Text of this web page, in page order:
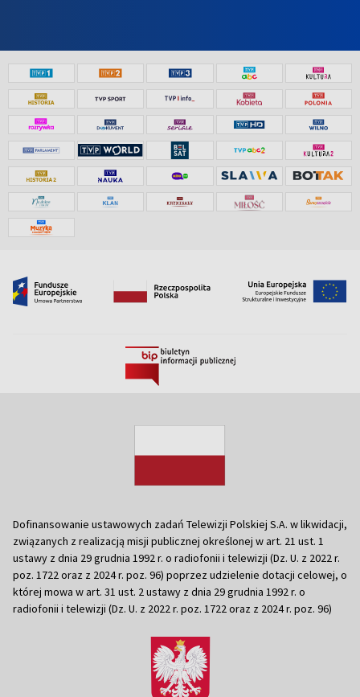
Dofinansowanie ustawowych zadań Telewizji Polskiej S.A. w likwidacji,
związanych z realizacją misji publicznej określonej w art. 21 ust. 1
ustawy z dnia 29 grudnia 1992 r. o radiofonii i telewizji (Dz. U. z 2022 r.
poz. 1722 oraz z 2024 r. poz. 96) poprzez udzielenie dotacji celowej, o
której mowa w art. 31 ust. 2 ustawy z dnia 29 grudnia 1992 r. o
radiofonii i telewizji (Dz. U. z 2022 r. poz. 1722 oraz z 2024 r. poz. 96)